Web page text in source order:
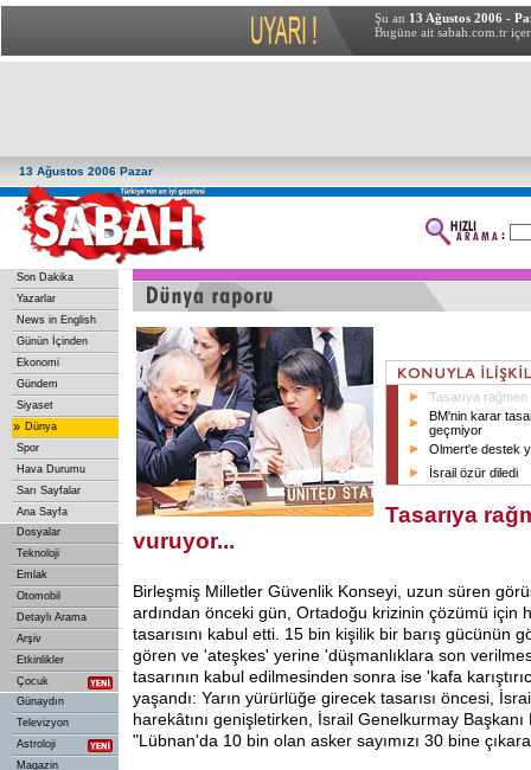
Şu an 13 Ağustos 2006 -
Bugüne ait sabah.com.tr
13 Ağustos 2006 Pazar
Son Dakika
Yazarlar
News in English
Günün İçinden
Ekonomi
Gündem
Siyaset
» Dünya
Spor
Hava Durumu
Sarı Sayfalar
Ana Sayfa
Dosyalar
Teknoloji
Emlak
Otomobil
Detaylı Arama
Arşiv
Etkinlikler
Çocuk
Günaydın
Televizyon
Astroloji
Magazin
Tasarıya
BM'nin karar
geçmiyor
Olmert'e destek
İsrail özür diledi
Tasarıya
vuruyor...
Birleşmiş Milletler Güvenlik Konseyi, uzun süren görüş
ardından önceki gün, Ortadoğu krizinin çözümü için
tasarısını kabul etti. 15 bin kişilik bir barış gücünün
gören ve 'ateşkes' yerine 'düşmanlıklara son
tasarının kabul edilmesinden sonra ise 'kafa
yaşandı: Yarın yürürlüğe girecek tasarısı öncesi,
harekâtını genişletirken, İsrail Genelkurmay
"Lübnan'da 10 bin olan asker sayımızı 30 bine